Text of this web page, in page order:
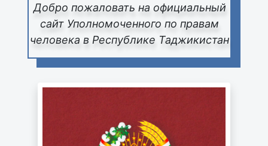
Добро пожаловать на официальный
сайт Уполномоченного по правам
человека в Республике Таджикистан